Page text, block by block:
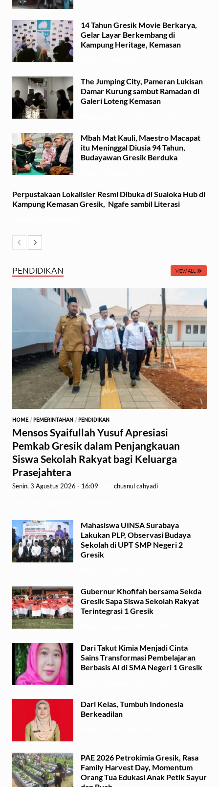
14 Tahun Gresik Movie Berkarya,
Gelar Layar Berkembang di
Kampung Heritage, Kemasan
The Jumping City, Pameran Lukisan
Damar Kurung sambut Ramadan di
Galeri Loteng Kemasan
Mbah Mat Kauli, Maestro Macapat
itu Meninggal Diusia 94 Tahun,
Budayawan Gresik Berduka
Perpustakaan Lokalisier Resmi Dibuka di Sualoka Hub di
Kampung Kemasan Gresik, Ngafe sambil Literasi
PENDIDIKAN VIEW ALL
HOME / PEMERINTAHAN / PENDIDIKAN
Mensos Syaifullah Yusuf Apresiasi
Pemkab Gresik dalam Penjangkauan
Siswa Sekolah Rakyat bagi Keluarga
Prasejahtera
Senin, 3 Agustus 2026 - 16:09 chusnul cahyadi
Mahasiswa UINSA Surabaya
Lakukan PLP, Observasi Budaya
Sekolah di UPT SMP Negeri 2
Gresik
Gubernur Khofifah bersama Sekda
Gresik Sapa Siswa Sekolah Rakyat
Terintegrasi 1 Gresik
Dari Takut Kimia Menjadi Cinta
Sains Transformasi Pembelajaran
Berbasis AI di SMA Negeri 1 Gresik
Dari Kelas, Tumbuh Indonesia
Berkeadilan
PAE 2026 Petrokimia Gresik, Rasa
Family Harvest Day, Momentum
Orang Tua Edukasi Anak Petik Sayur